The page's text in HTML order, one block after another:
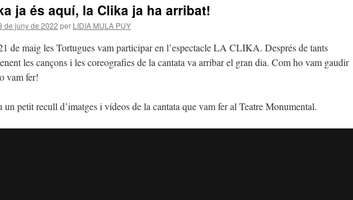
ja és aquí, la Clika ja ha arribat!
de juny de 2022 per LIDIA MULA PUY
de maig les Tortugues vam participar en l’espectacle LA CLIKA. Després de tants
les cançons i les coreografies de la cantata va arribar el gran dia. Com ho vam gaudir
vam fer!
petit recull d’imatges i vídeos de la cantata que vam fer al Teatre Monumental.